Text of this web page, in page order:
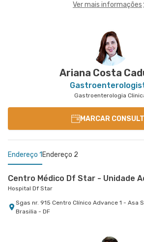
Ver mais informações
Ariana Costa
Gastroenterologia
MARCAR
Endereço 1 Endereço 2
Centro Médico Df Star - Unidade
Hospital Df Star
Sgas nr. 915 Centro Clínico Advance 1 - Asa
Brasilia - DF